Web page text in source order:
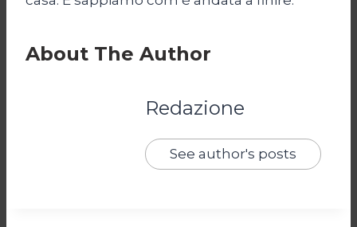
About The Author
Redazione
See author's posts